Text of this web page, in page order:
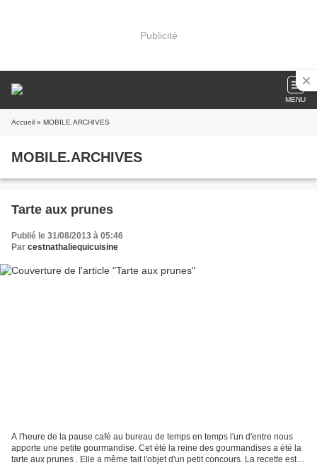
Publicité
MENU
Accueil » MOBILE.ARCHIVES
MOBILE.ARCHIVES
Tarte aux prunes
Publié le 31/08/2013 à 05:46
Par cestnathaliequicuisine
A l'heure de la pause café au bureau de temps en temps l'un d'entre nous
apporte une petite gourmandise. Cet été la reine des gourmandises a été la
tarte aux prunes . Elle a même fait l'objet d'un petit concours. La recette est